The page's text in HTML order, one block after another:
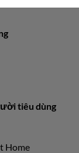
tiêu dùng
Home